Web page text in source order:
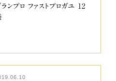
ランプロ ファストプロガユ 12